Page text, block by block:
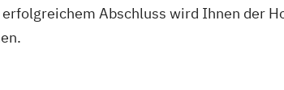
Abschluss wird Ihnen der